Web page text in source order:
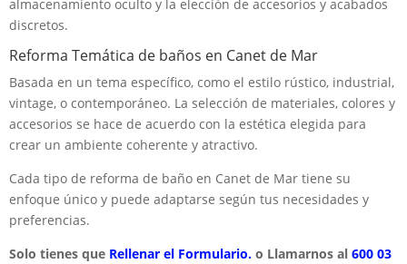
almacenamiento oculto y la elección de accesorios y acabados
discretos.
Reforma Temática de baños en Canet de Mar
Basada en un tema específico, como el estilo rústico, industrial,
vintage, o contemporáneo. La selección de materiales, colores y
accesorios se hace de acuerdo con la estética elegida para
crear un ambiente coherente y atractivo.
Cada tipo de reforma de baño en Canet de Mar tiene su
enfoque único y puede adaptarse según tus necesidades y
preferencias.
Solo tienes que Rellenar el Formulario. o Llamarnos al 600 03